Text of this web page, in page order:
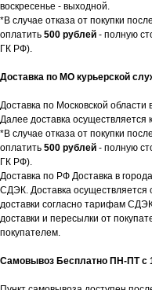
воскресенье - выходной.
*В случае отказа от покупки
оплатить 500 рублей - полную
ГК РФ).
Доставка по МО курьерской
Доставка по Московской
Далее доставка
*В случае отказа от покупки
оплатить 500 рублей - полную
ГК РФ).
Доставка по РФ Доставка в
СДЭК. Доставка осуществляется
доставки согласно тарифам
доставки и пересылки от
покупателем.
Самовывоз Бесплатно ПН-ПТ с